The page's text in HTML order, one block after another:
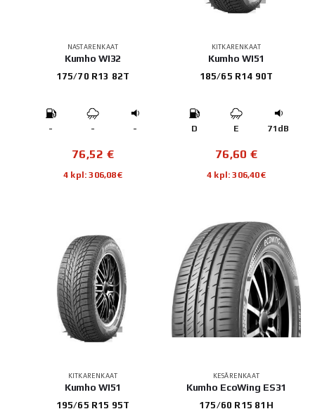
NASTARENKAAT
Kumho WI32
175/70 R13 82T
- - -
76,52 €
4 kpl: 306,08€
KITKARENKAAT
Kumho WI51
185/65 R14 90T
D E 71dB
76,60 €
4 kpl: 306,40€
KITKARENKAAT
Kumho WI51
195/65 R15 95T
KESÄRENKAAT
Kumho EcoWing ES31
175/60 R15 81H